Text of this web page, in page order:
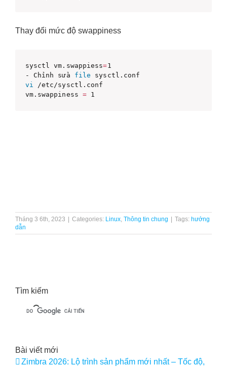
Thay đổi mức độ swappiness
sysctl vm.swappiess=1
- Chỉnh sửa file
vi /etc/sysctl.conf
vm.swappiness =
Tháng 3 6th, 2023 Categories: Linux, Thông tin chung Tags: hướng
dẫn
Tìm kiếm
Bài viết mới
Zimbra 2026: Lộ trình sản phẩm mới nhất – Tốc độ,